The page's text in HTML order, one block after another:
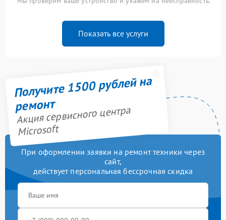
Показать все услуги
Получите 1500 рублей на
ремонт
Акция сервисного центра
Microsoft
При оформлении заявки на ремонт техники через
сайт,
действует персональная бессрочная скидка